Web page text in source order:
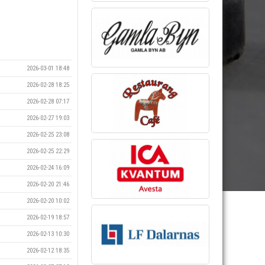
2026-03-01 18:48
2026-02-28 18:25
2026-02-28 07:17
2026-02-27 19:03
2026-02-25 23:08
2026-02-25 22:29
2026-02-24 16:09
2026-02-20 21:46
2026-02-20 10:02
2026-02-19 18:57
2026-02-13 10:30
2026-02-12 18:35